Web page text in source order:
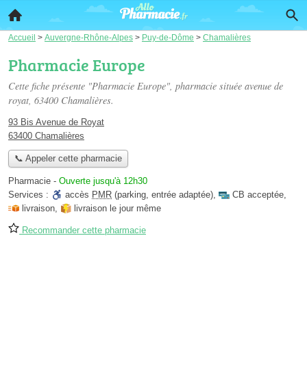
Accueil > Auvergne-Rhône-Alpes > Puy-de-Dôme > Chamalières
Pharmacie Europe
Cette fiche présente "Pharmacie Europe", pharmacie située avenue de
royat, 63400 Chamalières.
93 Bis Avenue de Royat
63400 Chamalières
📞 Appeler cette pharmacie
Pharmacie - Ouverte jusqu'à 12h30
Services :
accès PMR (parking, entrée adaptée), CB acceptée,
livraison, livraison le jour même
Recommander cette pharmacie